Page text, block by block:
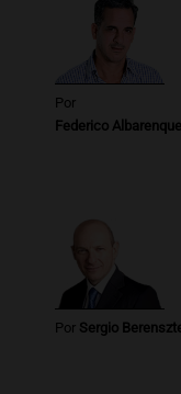
Por
Federico Albarenque
Por Sergio